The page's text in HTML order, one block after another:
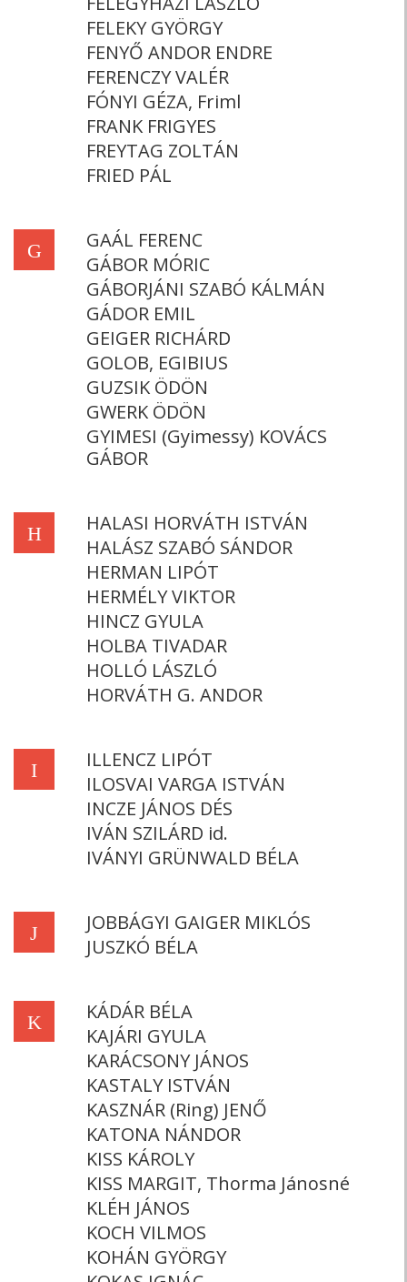
FELEKY GYÖRGY
FENYŐ ANDOR ENDRE
FERENCZY VALÉR
FÓNYI GÉZA, Friml
FRANK FRIGYES
FREYTAG ZOLTÁN
FRIED PÁL
G
GAÁL FERENC
GÁBOR MÓRIC
GÁBORJÁNI SZABÓ KÁLMÁN
GÁDOR EMIL
GEIGER RICHÁRD
GOLOB, EGIBIUS
GUZSIK ÖDÖN
GWERK ÖDÖN
GYIMESI (Gyimessy) KOVÁCS
GÁBOR
H
HALASI HORVÁTH ISTVÁN
HALÁSZ SZABÓ SÁNDOR
HERMAN LIPÓT
HERMÉLY VIKTOR
HINCZ GYULA
HOLBA TIVADAR
HOLLÓ LÁSZLÓ
HORVÁTH G. ANDOR
I
ILLENCZ LIPÓT
ILOSVAI VARGA ISTVÁN
INCZE JÁNOS DÉS
IVÁN SZILÁRD id.
IVÁNYI GRÜNWALD BÉLA
J
JOBBÁGYI GAIGER MIKLÓS
JUSZKÓ BÉLA
K
KÁDÁR BÉLA
KAJÁRI GYULA
KARÁCSONY JÁNOS
KASTALY ISTVÁN
KASZNÁR (Ring) JENŐ
KATONA NÁNDOR
KISS KÁROLY
KISS MARGIT, Thorma Jánosné
KLÉH JÁNOS
KOCH VILMOS
KOHÁN GYÖRGY